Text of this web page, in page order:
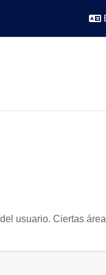
usuario. Ciertas